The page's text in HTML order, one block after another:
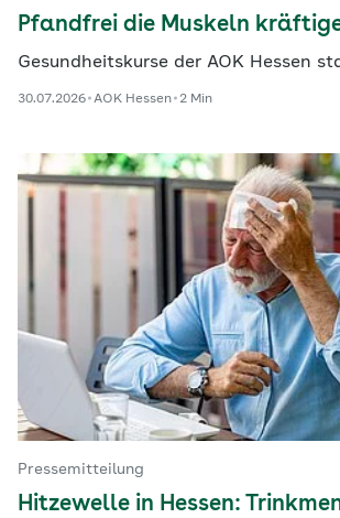
Pfandfrei die Muskeln
Gesundheitskurse der AOK Hessen
30.07.2026 AOK Hessen 2 Min
Pressemitteilung
Hitzewelle in Hessen: